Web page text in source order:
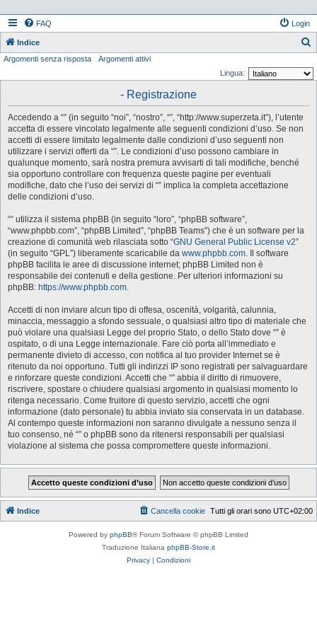
FAQ Login
Indice
Argomenti senza risposta
Argomenti attivi
Lingua:
- Registrazione
Accedendo a “” (in seguito “noi”, “nostro”, “”, “http://www.superzeta.it”), l’utente
accetta di essere vincolato legalmente alle seguenti condizioni d’uso. Se non
accetti di essere limitato legalmente dalle condizioni d’uso seguenti non
utilizzare i servizi offerti da “”. Le condizioni d’uso possono cambiare in
qualunque momento, sarà nostra premura avvisarti di tali modifiche, benché
sia opportuno controllare con frequenza queste pagine per eventuali
modifiche, dato che l’uso dei servizi di “” implica la completa accettazione
delle condizioni d’uso.
“” utilizza il sistema phpBB (in seguito “loro”, “phpBB software”,
“www.phpbb.com”, “phpBB Limited”, “phpBB Teams”) che è un software per la
creazione di comunità web rilasciata sotto “GNU General Public License v2”
(in seguito “GPL”) liberamente scaricabile da www.phpbb.com. Il software
phpBB facilita le aree di discussione internet; phpBB Limited non è
responsabile dei contenuti e della gestione. Per ulteriori informazioni su
phpBB: https://www.phpbb.com.
Accetti di non inviare alcun tipo di offesa, oscenità, volgarità, calunnia,
minaccia, messaggio a sfondo sessuale, o qualsiasi altro tipo di materiale che
può violare una qualsiasi Legge del proprio Stato, o dello Stato dove “” è
ospitato, o di una Legge internazionale. Fare ciò porta all’immediato e
permanente divieto di accesso, con notifica al tuo provider Internet se è
ritenuto da noi opportuno. Tutti gli indirizzi IP sono registrati per salvaguardare
e rinforzare queste condizioni. Accetti che “” abbia il diritto di rimuovere,
riscrivere, spostare o chiudere qualsiasi argomento in qualsiasi momento lo
ritenga necessario. Come fruitore di questo servizio, accetti che ogni
informazione (dato personale) tu abbia inviato sia conservata in un database.
Al contempo queste informazioni non saranno divulgate a nessuno senza il
tuo consenso, né “” o phpBB sono da ritenersi responsabili per qualsiasi
violazione al sistema che possa compromettere queste informazioni.
Indice Tutti gli orari sono UTC+02:00
Cancella cookie
Powered by phpBB® Forum Software © phpBB Limited
Traduzione Italiana phpBB-Store.it
Privacy | Condizioni